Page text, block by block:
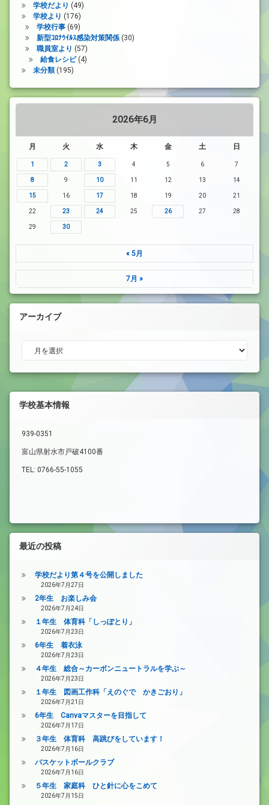
学校だより (49)
学校より (176)
学校行事(69)
新型ｺﾛﾅｳｲﾙｽ感染対策関係(30)
職員室より (57)
給食レシピ(4)
未分類(195)
2026年6月
月 火 水 木 金 土 日
1 2 3 4 5 6 7
8 9 10 11 12 13 14
15 16 17 18 19 20 21
22 23 24 25 26 27 28
29 30
« 5月
7月 »
アーカイブ
アーカイブ
学校基本情報
939-0351
富山県射水市戸破4100番
TEL: 0766-55-1055
最近の投稿
学校だより第４号を公開しました
2026年7月27日
2年生 お楽しみ会
2026年7月24日
１年生 体育科「しっぽとり」
2026年7月23日
6年生 着衣泳
2026年7月23日
４年生 総合～カーボンニュートラルを学ぶ～
2026年7月23日
１年生 図画工作科「えのぐで かきごおり」
2026年7月21日
6年生 Canvaマスターを目指して
2026年7月17日
３年生 体育科 高跳びをしています！
2026年7月16日
バスケットボールクラブ
2026年7月16日
５年生 家庭科 ひと針に心をこめて
2026年7月15日